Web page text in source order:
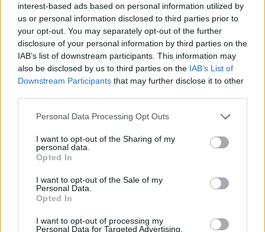
interest-based ads based on personal information utilized by
us or personal information disclosed to third parties prior to
your opt-out. You may separately opt-out of the further
disclosure of your personal information by third parties on the
IAB’s list of downstream participants. This information may
also be disclosed by us to third parties on the IAB’s List of
Downstream Participants that may further disclose it to other
Personal Data Processing Opt Outs
I want to opt-out of the Sharing of my
personal data.
Opted In
I want to opt-out of the Sale of my
Personal Data.
Opted In
I want to opt-out of processing my
Personal Data for Targeted Advertising.
Zpravodajství
Středočeský kraj upravil pravidla soutěže.
Obce nově získají body i za předcházení
vzniku odpadu